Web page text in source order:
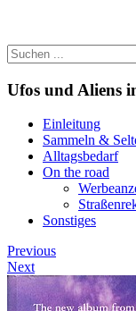
Ufos und Aliens
Einleitung
Sammeln &
Alltagsbedarf
On the road
Sonstiges
Previous
Next